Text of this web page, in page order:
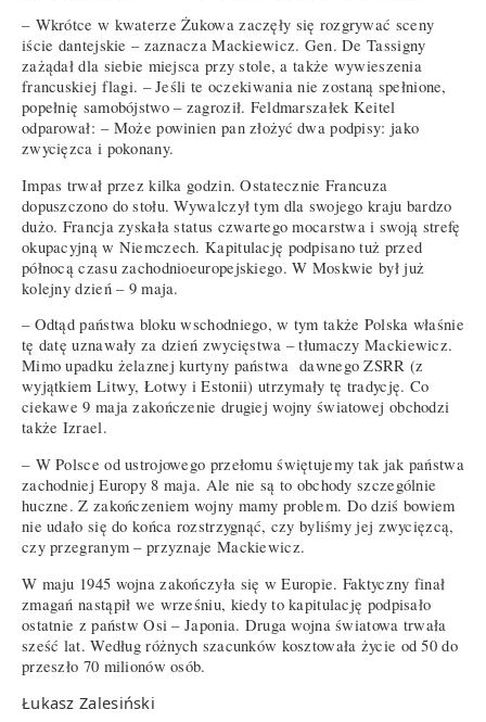
– Wkrótce w kwaterze Żukowa zaczęły się rozgrywać sceny
iście dantejskie – zaznacza Mackiewicz. Gen. De Tassigny
zażądał dla siebie miejsca przy stole, a także wywieszenia
francuskiej flagi. – Jeśli te oczekiwania nie zostaną spełnione,
popełnię samobójstwo – zagroził. Feldmarszałek Keitel
odparował: – Może powinien pan złożyć dwa podpisy: jako
zwycięzca i pokonany.
Impas trwał przez kilka godzin. Ostatecznie Francuza
dopuszczono do stołu. Wywalczył tym dla swojego kraju bardzo
dużo. Francja zyskała status czwartego mocarstwa i swoją strefę
okupacyjną w Niemczech. Kapitulację podpisano tuż przed
północą czasu zachodnioeuropejskiego. W Moskwie był już
kolejny dzień – 9 maja.
– Odtąd państwa bloku wschodniego, w tym także Polska właśnie
tę datę uznawały za dzień zwycięstwa – tłumaczy Mackiewicz.
Mimo upadku żelaznej kurtyny państwa dawnego ZSRR (z
wyjątkiem Litwy, Łotwy i Estonii) utrzymały tę tradycję. Co
ciekawe 9 maja zakończenie drugiej wojny światowej obchodzi
także Izrael.
– W Polsce od ustrojowego przełomu świętujemy tak jak państwa
zachodniej Europy 8 maja. Ale nie są to obchody szczególnie
huczne. Z zakończeniem wojny mamy problem. Do dziś bowiem
nie udało się do końca rozstrzygnąć, czy byliśmy jej zwycięzcą,
czy przegranym – przyznaje Mackiewicz.
W maju 1945 wojna zakończyła się w Europie. Faktyczny finał
zmagań nastąpił we wrześniu, kiedy to kapitulację podpisało
ostatnie z państw Osi – Japonia. Druga wojna światowa trwała
sześć lat. Według różnych szacunków kosztowała życie od 50 do
przeszło 70 milionów osób.
Łukasz Zalesiński